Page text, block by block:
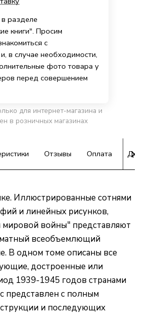
разделе
книги". Просим
с
в случае необходимости,
фото товара у
перед совершением
для интернет-магазина и
в розничных магазинах
Отзывы Оплата
Иллюстрированные сотнями
и линейных рисунков,
войны" представляют
всеобъемлющий
В одном томе описаны все
достроенные или
1939-1945 годов странами
представлен с полным
и последующих